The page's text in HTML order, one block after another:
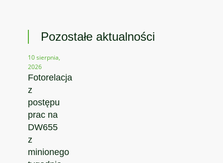
Pozostałe aktualności
10 sierpnia,
2026
Fotorelacja
z
postępu
prac na
DW655
z
minionego